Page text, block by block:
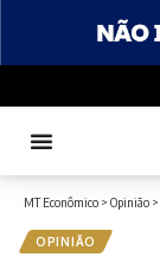
MT Econômico > Opinião >
OPINIÃO